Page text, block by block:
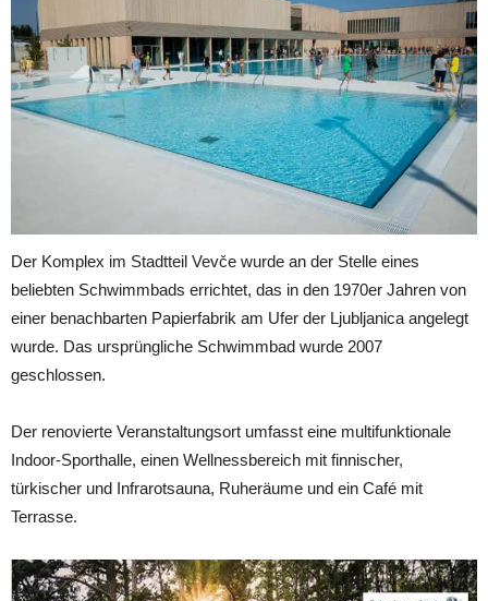
Der Komplex im Stadtteil Vevče wurde an der Stelle eines
beliebten Schwimmbads errichtet, das in den 1970er Jahren von
einer benachbarten Papierfabrik am Ufer der Ljubljanica angelegt
wurde. Das ursprüngliche Schwimmbad wurde 2007
geschlossen.
Der renovierte Veranstaltungsort umfasst eine multifunktionale
Indoor-Sporthalle, einen Wellnessbereich mit finnischer,
türkischer und Infrarotsauna, Ruheräume und ein Café mit
Terrasse.